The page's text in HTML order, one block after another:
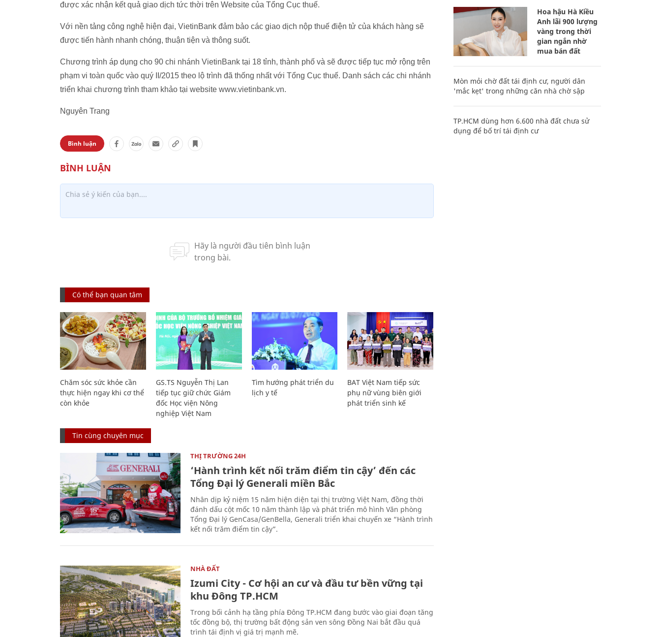
được xác nhận kết quả giao dịch tức thời trên Website của Tổng Cục thuế.
Với nền tảng công nghệ hiện đại, VietinBank đảm bảo các giao dịch nộp thuế điện tử của khách hàng sẽ
được tiến hành nhanh chóng, thuận tiện và thông suốt.
Chương trình áp dụng cho 90 chi nhánh VietinBank tại 18 tỉnh, thành phố và sẽ được tiếp tục mở rộng trên
phạm vi toàn quốc vào quý II/2015 theo lộ trình đã thống nhất với Tổng Cục thuế. Danh sách các chi nhánh
triển khai chương trình tham khảo tại website www.vietinbank.vn.
Nguyên Trang
Bình luận
Có thể bạn quan tâm
Chăm sóc sức khỏe cần
thực hiện ngay khi cơ thể
còn khỏe
GS.TS Nguyễn Thị Lan
tiếp tục giữ chức Giám
đốc Học viện Nông
nghiệp Việt Nam
Tìm hướng phát triển du
lịch y tế
BAT Việt Nam tiếp sức
phụ nữ vùng biên giới
phát triển sinh kế
Tin cùng chuyên mục
THỊ TRƯỜNG 24H
‘Hành trình kết nối trăm điểm tin cậy’ đến các
Tổng Đại lý Generali miền Bắc
Nhân dịp kỷ niệm 15 năm hiện diện tại thị trường Việt Nam, đồng thời
đánh dấu cột mốc 10 năm thành lập và phát triển mô hình Văn phòng
Tổng Đại lý GenCasa/GenBella, Generali triển khai chuyến xe “Hành trình
kết nối trăm điểm tin cậy”.
NHÀ ĐẤT
Izumi City - Cơ hội an cư và đầu tư bền vững tại
khu Đông TP.HCM
Trong bối cảnh hạ tầng phía Đông TP.HCM đang bước vào giai đoạn tăng
tốc đồng bộ, thị trường bất động sản ven sông Đồng Nai bắt đầu quá
trình tái định vị giá trị mạnh mẽ.
Hoa hậu Hà Kiều
Anh lãi 900 lượng
vàng trong thời
gian ngắn nhờ
mua bán đất
Mòn mỏi chờ đất tái định cư, người dân
'mắc kẹt' trong những căn nhà chờ sập
TP.HCM dùng hơn 6.600 nhà đất chưa sử
dụng để bố trí tái định cư